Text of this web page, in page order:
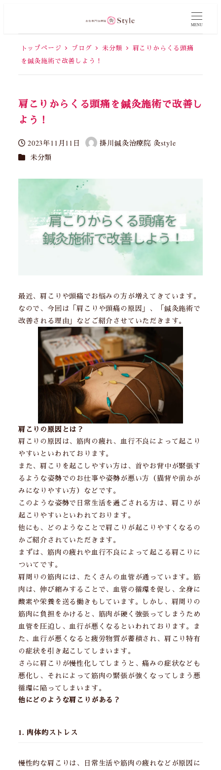
MENU
トップページ ブログ 未分類
肩こりからくる頭痛
を鍼灸施術で改善しよう！
肩こりからくる頭痛を鍼灸施術で改善し
よう！
投稿日
2023年11月11日
著
掛川鍼灸治療院 灸style
カテゴリー
未分類
最近、肩こりや頭痛でお悩みの方が増えてきています。
なので、今回は「肩こりや頭痛の原因」、「鍼灸施術で
改善される理由」などご紹介させていただきます。
肩こりの原因とは？
肩こりの原因は、筋肉の疲れ、血行不良によって起こり
やすいといわれております。
また、肩こりを起こしやすい方は、首やお背中が緊張す
るような姿勢でのお仕事や姿勢が悪い方（猫背や前かが
みになりやすい方）などです。
このような姿勢で日常生活を過ごされる方は、肩こりが
起こりやすいといわれております。
他にも、どのようなことで肩こりが起こりやすくなるの
かご紹介されていただきます。
まずは、筋肉の疲れや血行不良によって起こる肩こりに
ついてです。
肩周りの筋肉には、たくさんの血管が通っています。筋
肉は、伸び縮みすることで、血管の循環を促し、全身に
酸素や栄養を送る働きもしています。しかし、肩周りの
筋肉に負担をかけると、筋肉が硬く強張ってしまうため
血管を圧迫し、血行が悪くなるといわれております。ま
た、血行が悪くなると疲労物質が蓄積され、肩こり特有
の症状を引き起こしてしまいます。
さらに肩こりが慢性化してしまうと、痛みの症状なども
悪化し、それによって筋肉の緊張が強くなってしまう悪
循環に陥ってしまいます。
他にどのような肩こりがある？
1. 肉体的ストレス
慢性的な肩こりは、日常生活や筋肉の疲れなどが原因に